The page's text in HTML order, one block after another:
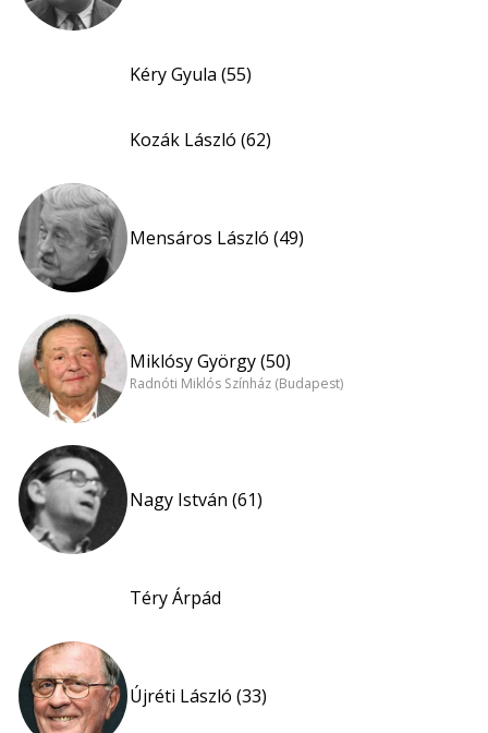
Kéry Gyula (55)
Kozák László (62)
Mensáros László (49)
Miklósy György (50)
Radnóti Miklós Színház (Budapest)
Nagy István (61)
Téry Árpád
Újréti László (33)